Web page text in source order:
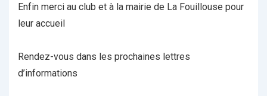
Enfin merci au club et à la mairie de La Fouillouse pour
leur accueil
Rendez-vous dans les prochaines lettres
d’informations